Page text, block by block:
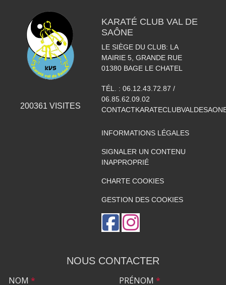
200361 VISITES
KARATÉ CLUB VAL DE
SAÔNE
LE SIÈGE DU CLUB: LA
MAIRIE 5, GRANDE RUE
01380 BAGE LE CHATEL
TÉL. : 06.12.43.72.87 /
06.85.62.09.02
INFORMATIONS LÉGALES
SIGNALER UN CONTENU
INAPPROPRIÉ
CHARTE COOKIES
GESTION DES COOKIES
NOUS CONTACTER
NOM * PRÉNOM *